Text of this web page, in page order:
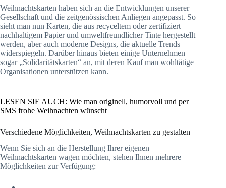
Weihnachtskarten haben sich an die Entwicklungen unserer
Gesellschaft und die zeitgenössischen Anliegen angepasst. So
sieht man nun Karten, die aus recyceltem oder zertifiziert
nachhaltigem Papier und umweltfreundlicher Tinte hergestellt
werden, aber auch moderne Designs, die aktuelle Trends
widerspiegeln. Darüber hinaus bieten einige Unternehmen
sogar „Solidaritätskarten“ an, mit deren Kauf man wohltätige
Organisationen unterstützen kann.
LESEN SIE AUCH: Wie man originell, humorvoll und per
SMS frohe Weihnachten wünscht
Verschiedene Möglichkeiten, Weihnachtskarten zu gestalten
Wenn Sie sich an die Herstellung Ihrer eigenen
Weihnachtskarten wagen möchten, stehen Ihnen mehrere
Möglichkeiten zur Verfügung: